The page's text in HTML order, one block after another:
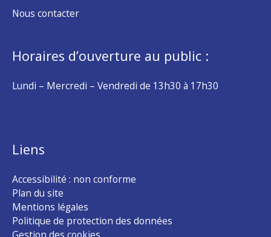
Nous contacter
Horaires d’ouverture au public :
Lundi – Mercredi – Vendredi de 13h30 à 17h30
Liens
Accessibilité : non conforme
Plan du site
Mentions légales
Politique de protection des données